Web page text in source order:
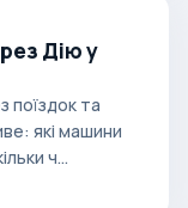
Дію у
поїздок та
які машини
ч...